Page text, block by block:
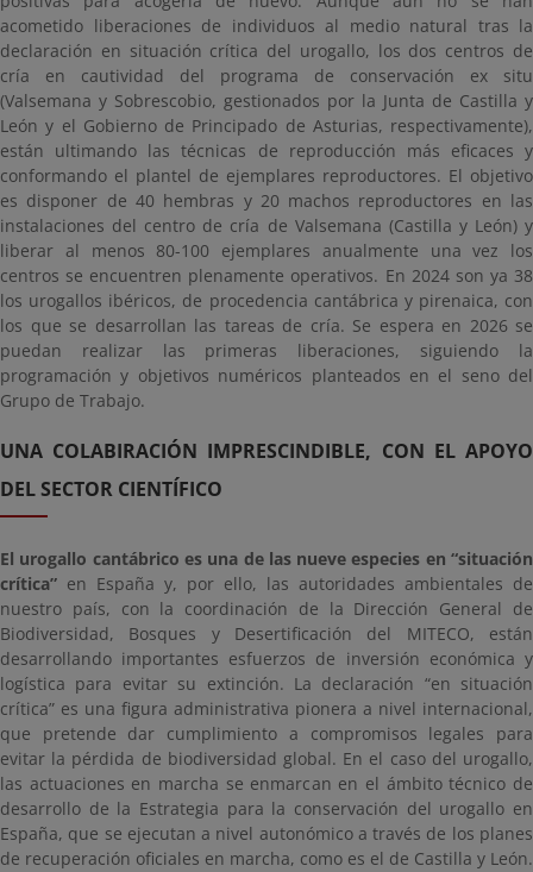
acometido liberaciones de individuos al medio natural tras la
declaración en situación crítica del urogallo, los dos centros de
cría en cautividad del programa de conservación ex situ
(Valsemana y Sobrescobio, gestionados por la Junta de Castilla y
León y el Gobierno de Principado de Asturias, respectivamente),
están ultimando las técnicas de reproducción más eficaces y
conformando el plantel de ejemplares reproductores. El objetivo
es disponer de 40 hembras y 20 machos reproductores en las
instalaciones del centro de cría de Valsemana (Castilla y León) y
liberar al menos 80-100 ejemplares anualmente una vez los
centros se encuentren plenamente operativos. En 2024 son ya 38
los urogallos ibéricos, de procedencia cantábrica y pirenaica, con
los que se desarrollan las tareas de cría. Se espera en 2026 se
puedan realizar las primeras liberaciones, siguiendo la
programación y objetivos numéricos planteados en el seno del
Grupo de Trabajo.
UNA COLABIRACIÓN IMPRESCINDIBLE, CON EL APOYO
DEL SECTOR CIENTÍFICO
El urogallo cantábrico es una de las nueve especies en “situación
crítica” en España y, por ello, las autoridades ambientales de
nuestro país, con la coordinación de la Dirección General de
Biodiversidad, Bosques y Desertificación del MITECO, están
desarrollando importantes esfuerzos de inversión económica y
logística para evitar su extinción. La declaración “en situación
crítica” es una figura administrativa pionera a nivel internacional,
que pretende dar cumplimiento a compromisos legales para
evitar la pérdida de biodiversidad global. En el caso del urogallo,
las actuaciones en marcha se enmarcan en el ámbito técnico de
desarrollo de la Estrategia para la conservación del urogallo en
España, que se ejecutan a nivel autonómico a través de los planes
de recuperación oficiales en marcha, como es el de Castilla y León.